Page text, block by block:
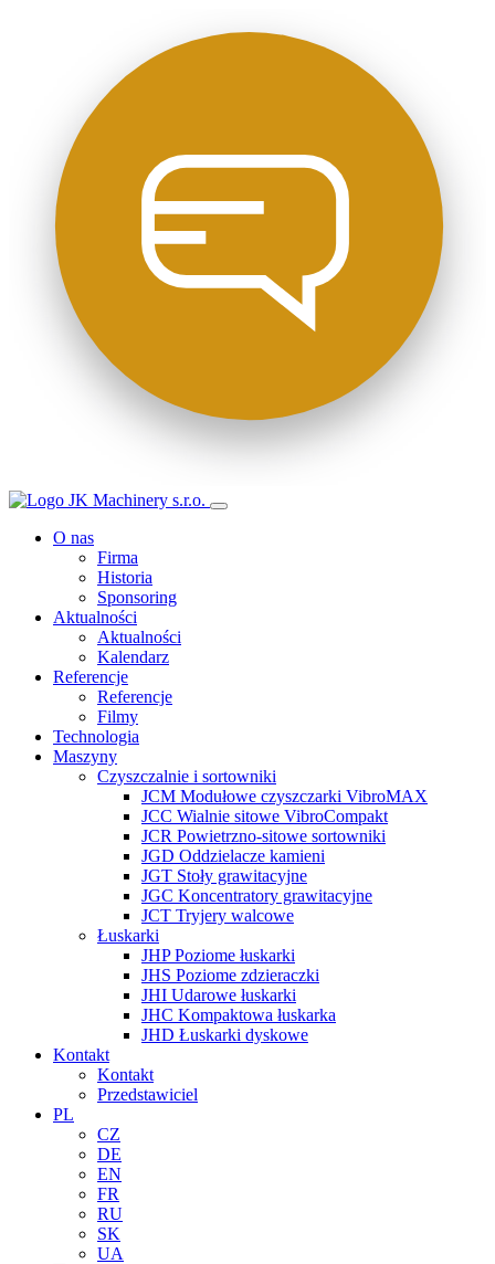
O nas
Firma
Historia
Sponsoring
Aktualności
Aktualności
Kalendarz
Referencje
Referencje
Filmy
Technologia
Maszyny
Czyszczalnie i sortowniki
JCM Modułowe czyszczarki VibroMAX
JCC Wialnie sitowe VibroCompakt
JCR Powietrzno-sitowe sortowniki
JGD Oddzielacze kamieni
JGT Stoły grawitacyjne
JGC Koncentratory grawitacyjne
JCT Tryjery walcowe
Łuskarki
JHP Poziome łuskarki
JHS Poziome zdzieraczki
JHI Udarowe łuskarki
JHC Kompaktowa łuskarka
JHD Łuskarki dyskowe
Kontakt
Kontakt
Przedstawiciel
PL
CZ
DE
EN
FR
RU
SK
UA